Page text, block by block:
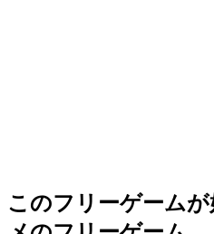
このフリーゲーム